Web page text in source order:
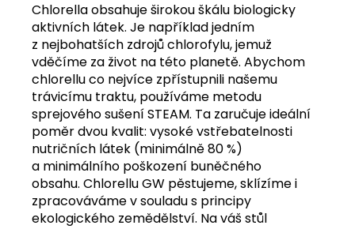
Chlorella obsahuje širokou škálu biologicky
aktivních látek. Je například jedním
z nejbohatších zdrojů chlorofylu, jemuž
vděčíme za život na této planetě. Abychom
chlorellu co nejvíce zpřístupnili našemu
trávicímu traktu, používáme metodu
sprejového sušení STEAM. Ta zaručuje ideální
poměr dvou kvalit: vysoké vstřebatelnosti
nutričních látek (minimálně 80 %)
a minimálního poškození buněčného
obsahu. Chlorellu GW pěstujeme, sklízíme i
zpracováváme v souladu s principy
ekologického zemědělství. Na váš stůl